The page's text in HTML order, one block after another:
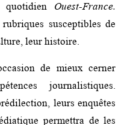
quotidien Ouest-France.
susceptibles de
leur histoire.
de mieux cerner
journalistiques.
leurs enquêtes
permettra de les